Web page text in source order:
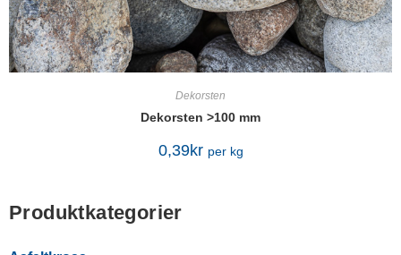
Produktkategorier
Dekorsten
Dekorsten >100 mm
0,39kr per kg